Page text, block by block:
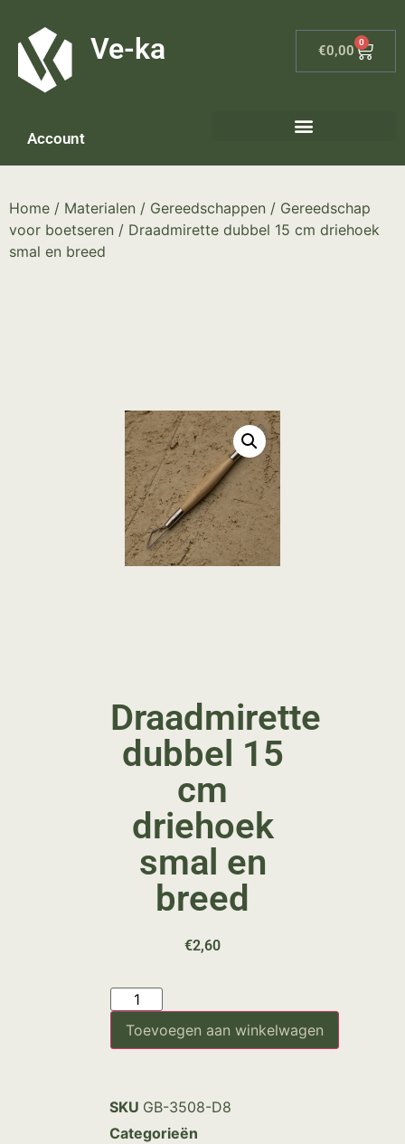
Ve-ka €0,00
0
Account
Home / Materialen / Gereedschappen / Gereedschap
voor boetseren / Draadmirette dubbel 15 cm driehoek
smal en breed
Draadmirette
dubbel 15
cm
driehoek
smal en
breed
€2,60
Toevoegen aan winkelwagen
SKU GB-3508-D8
Categorieën